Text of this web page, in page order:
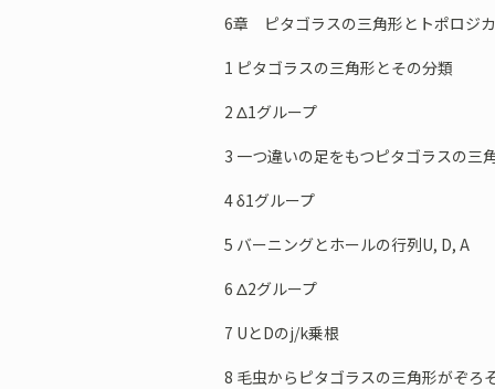
6章 ピタゴラスの三角形とトポロジ
1 ピタゴラスの三角形とその分類
2 Δ1グループ
3 一つ違いの足をもつピタゴラスの三
4 δ1グループ
5 バーニングとホールの行列U, D, A
6 Δ2グループ
7 UとDのj/k乗根
8 毛虫からピタゴラスの三角形がぞろ